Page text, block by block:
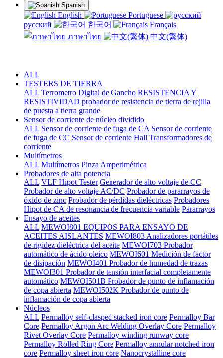
Spanish
English
Portuguese
русский
한국어
Français
ภาษาไทย
中文(繁体)
ALL
TESTERS DE TIERRA
ALL Terrometro Digital de Gancho RESISTENCIA Y
RESISTIVIDAD probador de resistencia de tierra de rejilla
de puesta a tierra grande
Sensor de corriente de núcleo dividido
ALL Sensor de corriente de fuga de CA Sensor de corriente
de fuga de CC Sensor de corriente Hall Transformadores de
corriente
Multímetros
ALL Multímetros Pinza Amperimétrica
Probadores de alta potencia
ALL VLF Hipot Tester Generador de alto voltaje de CC
Probador de alto voltaje AC/DC Probador de pararrayos de
óxido de zinc Probador de pérdidas dieléctricas Probadores
Hipot de CA de resonancia de frecuencia variable Pararrayos
Ensayo de aceites
ALL MEWOI801 EQUIPOS PARA ENSAYO DE
ACEITES AISLANTES MEWOI803 Analizadores portátiles
de rigidez dieléctrica del aceite MEWOI703 Probador
automático de ácido oleico MEWOI601 Medición de factor
de disipación MEWOI401 Probador de humedad de trazas
MEWOI301 Probador de tensión interfacial completamente
automático MEWOI501B Probador de punto de inflamación
de copa abierta MEWOI502K Probador de punto de
inflamación de copa abierta
Núcleos
ALL Permalloy self-clasped stacked iron core Permalloy Bar
Core Permalloy Argon Arc Welding Overlay Core Permalloy
Rivet Overlay Core Permalloy winding runway core
Permalloy Rolled Ring Core Permalloy annular notched iron
core Permalloy sheet iron core Nanocrystalline core